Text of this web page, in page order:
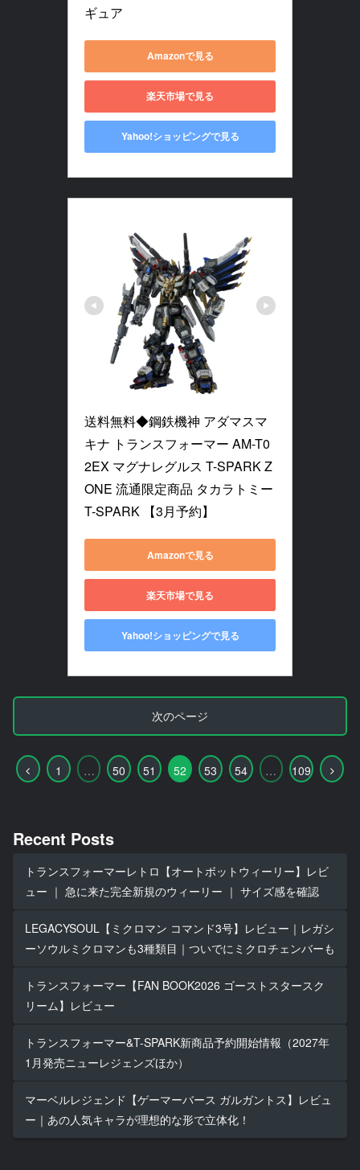
ギュア
Amazonで見る
楽天市場で見る
Yahoo!ショッピングで見る
送料無料◆鋼鉄機神 アダマスマ
キナ トランスフォーマー AM-T0
2EX マグナレグルス T-SPARK Z
ONE 流通限定商品 タカラトミー
T-SPARK 【3月予約】
Amazonで見る
楽天市場で見る
Yahoo!ショッピングで見る
次のページ
前
1 … 50 51 52 53 54 … 109
次
Recent Posts
トランスフォーマーレトロ【オートボットウィーリー】レビ
ュー ｜ 急に来た完全新規のウィーリー ｜ サイズ感を確認
LEGACYSOUL【ミクロマン コマンド3号】レビュー｜レガシ
ーソウルミクロマンも3種類目｜ついでにミクロチェンバーも
トランスフォーマー【FAN BOOK2026 ゴーストスタースク
リーム】レビュー
トランスフォーマー&T-SPARK新商品予約開始情報（2027年
1月発売ニューレジェンズほか）
マーベルレジェンド【ゲーマーバース ガルガントス】レビュ
ー｜あの人気キャラが理想的な形で立体化！